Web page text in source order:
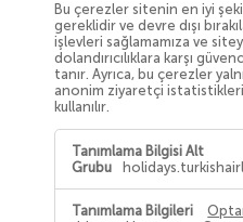
Bu çerezler sitenin en iyi
gereklidir ve devre dışı
işlevleri sağlamamıza ve
dolandırıcılıklara karşı
tanır. Ayrıca, bu çerezler
anonim ziyaretçi istatistikleri
kullanılır.
Zorunlu
Çerezler